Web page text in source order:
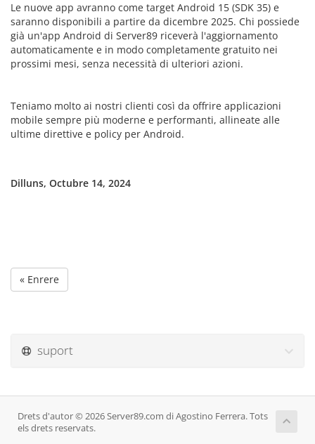
Le nuove app avranno come target Android 15 (SDK 35) e
saranno disponibili a partire da dicembre 2025. Chi possiede
già un'app Android di Server89 riceverà l'aggiornamento
automaticamente e in modo completamente gratuito nei
prossimi mesi, senza necessità di ulteriori azioni.
Teniamo molto ai nostri clienti così da offrire applicazioni
mobile sempre più moderne e performanti, allineate alle
ultime direttive e policy per Android.
Dilluns, Octubre 14, 2024
« Enrere
suport
Drets d'autor © 2026 Server89.com di Agostino Ferrera. Tots
els drets reservats.